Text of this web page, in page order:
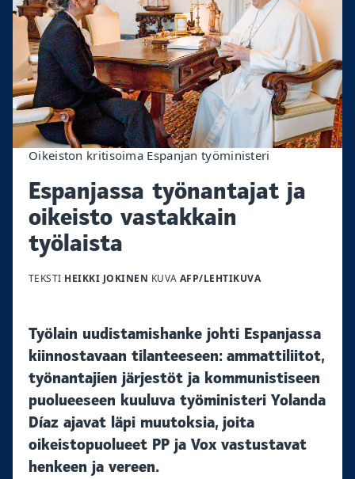
Oikeiston kritisoima Espanjan työministeri
Espanjassa työnantajat ja
oikeisto vastakkain
työlaista
TEKSTI HEIKKI JOKINEN KUVA AFP/LEHTIKUVA
Työlain uudistamishanke johti Espanjassa
kiinnostavaan tilanteeseen: ammattiliitot,
työnantajien järjestöt ja kommunistiseen
puolueeseen kuuluva työministeri Yolanda
Díaz ajavat läpi muutoksia, joita
oikeistopuolueet PP ja Vox vastustavat
henkeen ja vereen.